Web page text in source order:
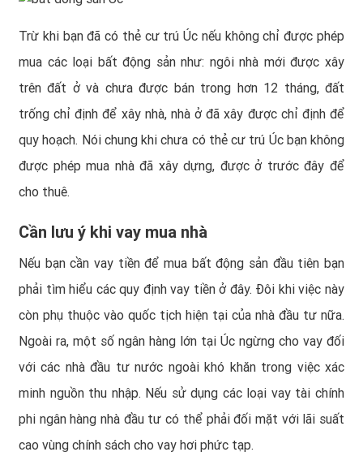
Trừ khi bạn đã có thẻ cư trú Úc nếu không chỉ được phép
mua các loại bất động sản như: ngôi nhà mới được xây
trên đất ở và chưa được bán trong hơn 12 tháng, đất
trống chỉ định để xây nhà, nhà ở đã xây được chỉ định để
quy hoạch. Nói chung khi chưa có thẻ cư trú Úc bạn không
được phép mua nhà đã xây dựng, được ở trước đây để
cho thuê.
Cần lưu ý khi vay mua nhà
Nếu bạn cần vay tiền để mua bất động sản đầu tiên bạn
phải tìm hiểu các quy định vay tiền ở đây. Đôi khi việc này
còn phụ thuộc vào quốc tịch hiện tại của nhà đầu tư nữa.
Ngoài ra, một số ngân hàng lớn tại Úc ngừng cho vay đối
với các nhà đầu tư nước ngoài khó khăn trong việc xác
minh nguồn thu nhập. Nếu sử dụng các loại vay tài chính
phi ngân hàng nhà đầu tư có thể phải đối mặt với lãi suất
cao vùng chính sách cho vay hơi phức tạp.